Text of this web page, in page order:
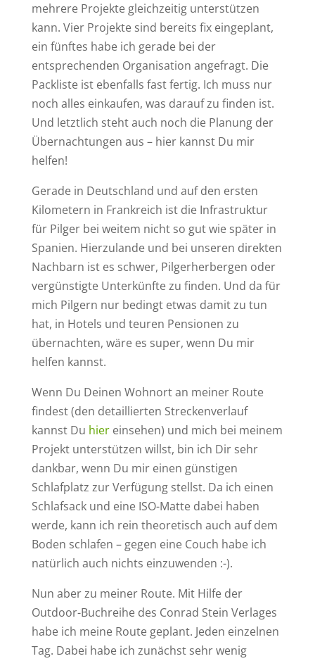
mehrere Projekte gleichzeitig unterstützen
kann. Vier Projekte sind bereits fix eingeplant,
ein fünftes habe ich gerade bei der
entsprechenden Organisation angefragt. Die
Packliste ist ebenfalls fast fertig. Ich muss nur
noch alles einkaufen, was darauf zu finden ist.
Und letztlich steht auch noch die Planung der
Übernachtungen aus – hier kannst Du mir
helfen!
Gerade in Deutschland und auf den ersten
Kilometern in Frankreich ist die Infrastruktur
für Pilger bei weitem nicht so gut wie später in
Spanien. Hierzulande und bei unseren direkten
Nachbarn ist es schwer, Pilgerherbergen oder
vergünstigte Unterkünfte zu finden. Und da für
mich Pilgern nur bedingt etwas damit zu tun
hat, in Hotels und teuren Pensionen zu
übernachten, wäre es super, wenn Du mir
helfen kannst.
Wenn Du Deinen Wohnort an meiner Route
findest (den detaillierten Streckenverlauf
kannst Du hiereinsehen) und mich bei meinem
Projekt unterstützen willst, bin ich Dir sehr
dankbar, wenn Du mir einen günstigen
Schlafplatz zur Verfügung stellst. Da ich einen
Schlafsack und eine ISO-Matte dabei haben
werde, kann ich rein theoretisch auch auf dem
Boden schlafen – gegen eine Couch habe ich
natürlich auch nichts einzuwenden :-).
Nun aber zu meiner Route. Mit Hilfe der
Outdoor-Buchreihe des Conrad Stein Verlages
habe ich meine Route geplant. Jeden einzelnen
Tag. Dabei habe ich zunächst sehr wenig